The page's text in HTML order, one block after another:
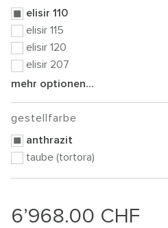
elisir 110
elisir 115
elisir 120
elisir 207
mehr optionen...
gestellfarbe
anthrazit
taube (tortora)
6’968.00 CHF